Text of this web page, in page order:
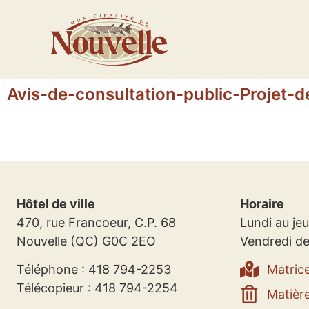
Avis-de-consultation-public-Projet-
Hôtel de ville
470, rue Francoeur, C.P. 68
Nouvelle (QC) G0C 2EO
Téléphone : 418 794-2253
Télécopieur : 418 794-2254
Horaire
Lundi au
Vendredi